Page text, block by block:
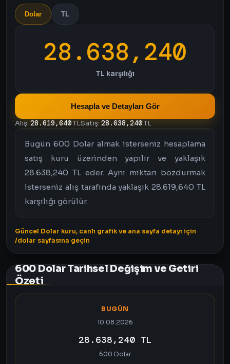
Dolar TL
28.638,240
TL karşılığı
Hesapla ve Detayları Gör
Alış: 28.619,640TLSatış: 28.638,240TL
Bugün 600 Dolar almak isterseniz hesaplama
satış kuru üzerinden yapılır ve yaklaşık
28.638,240 TL eder. Aynı miktarı bozdurmak
isterseniz alış tarafında yaklaşık 28.619,640 TL
karşılığı görülür.
Güncel Dolar kuru, canlı grafik ve ana sayfa detayı için
/dolar sayfasına geçin
600 Dolar Tarihsel Değişim ve Getiri
Özeti
BUGÜN
10.08.2026
28.638,240 TL
600 Dolar